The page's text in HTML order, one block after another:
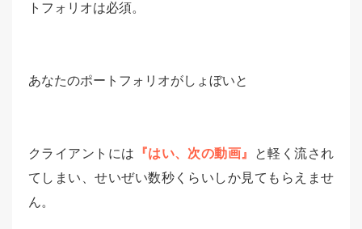
トフォリオは必須。
あなたのポートフォリオがしょぼいと
クライアントには 『はい、次の動画』
と軽く流され
てしまい、せいぜい数秒くらいしか見てもらえませ
ん。